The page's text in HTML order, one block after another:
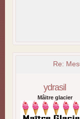
Re:
ydrasil
Mâitre glacier